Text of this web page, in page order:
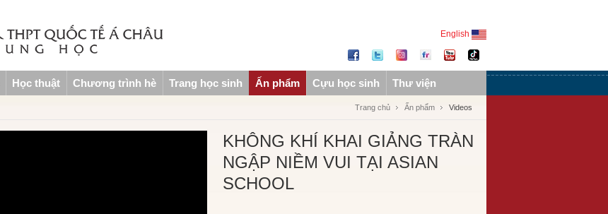
English
Học thuật Chương trình hè Trang học sinh Ấn phẩm Cựu học sinh Thư viện
Trang chủ Ấn phẩm Videos
KHÔNG KHÍ KHAI GIẢNG TRÀN
NGẬP NIỀM VUI TẠI ASIAN
SCHOOL